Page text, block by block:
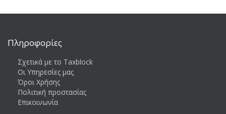
Πληροφορίες
Σχετικά με το Taxblock
Οι Υπηρεσίες μας
Όροι Χρήσης
Πολιτική προστασίας
Επικοινωνία